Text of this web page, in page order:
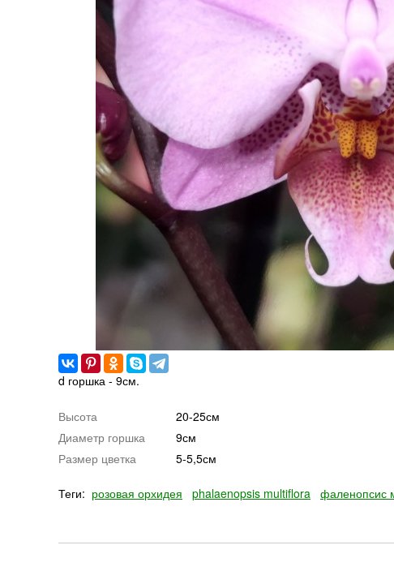
d горшка - 9см.
Высота
20-25см
Диаметр горшка
9см
Размер цветка
5-5,5см
Теги: розовая орхидея phalaenopsis multiflora фаленопсис